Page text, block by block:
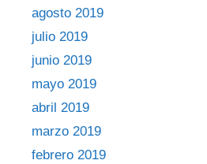
agosto 2019
julio 2019
junio 2019
mayo 2019
abril 2019
marzo 2019
febrero 2019